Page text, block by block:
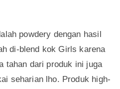
powdery dengan hasil
di-blend kok Girls karena
tahan dari produk ini juga
seharian lho. Produk high-